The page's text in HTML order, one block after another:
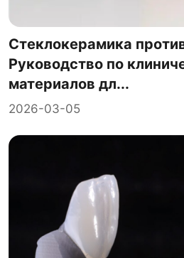
Стеклокерамика
Руководство по
материалов дл...
2026-03-05